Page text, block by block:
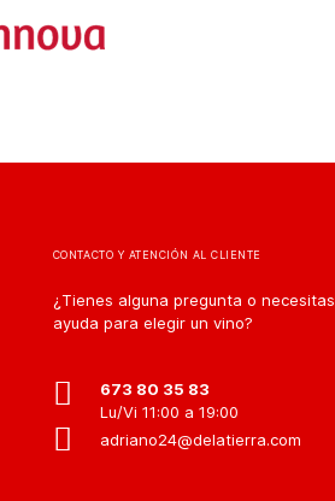
CONTACTO Y ATENCIÓN AL CLIENTE
¿Tienes alguna pregunta o necesitas
ayuda para elegir un vino?
673 80 35 83
Lu/Vi 11:00 a 19:00
adriano24@delatierra.com